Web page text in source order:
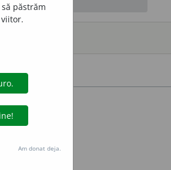
neconvingător
păstrăm
Am donat deja.